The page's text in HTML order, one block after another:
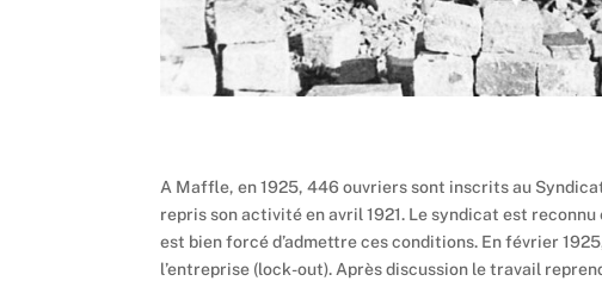
​A Maffle, en 1925, 446 ouvriers sont inscrits au
repris son activité en avril 1921. Le syndicat est
est bien forcé d’admettre ces conditions. En février
l’entreprise (lock-out). Après discussion le travail